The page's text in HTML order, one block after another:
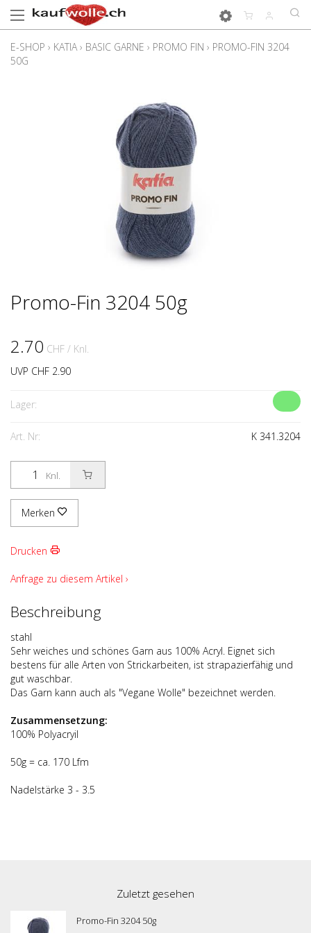
E-SHOP › KATIA › BASIC GARNE › PROMO FIN › PROMO-FIN 3204
50G
Promo-Fin 3204 50g
2.70 CHF / Knl.
UVP CHF 2.90
Lager:
Art. Nr: K 341.3204
Knl.
Merken
Drucken
Anfrage zu diesem Artikel ›
Beschreibung
stahl
Sehr weiches und schönes Garn aus 100% Acryl. Eignet sich
bestens für alle Arten von Strickarbeiten, ist strapazierfähig und
gut waschbar.
Das Garn kann auch als "Vegane Wolle" bezeichnet werden.
Zusammensetzung:
100% Polyacryil
50g = ca. 170 Lfm
Nadelstärke 3 - 3.5
Zuletzt gesehen
Promo-Fin 3204 50g